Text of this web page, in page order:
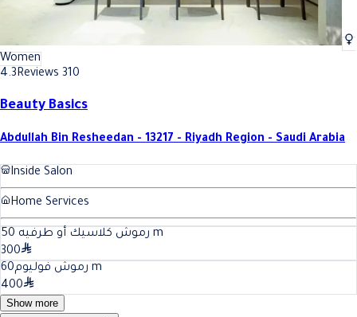
Women
4.3Reviews 310
Beauty Basics
Abdullah Bin Resheedan - 13217 - Riyadh Region - Saudi Arabia
Inside Salon
Home Services
رموش كلاسيك أو طرفيه 50
m
300
رموش فوليوم60
m
400
Show more